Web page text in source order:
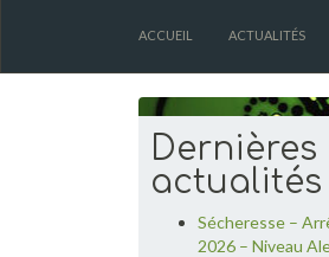
ACCUEIL ACTUALITÉS
Dernières
actualités
Sécheresse –
2026 – Niveau